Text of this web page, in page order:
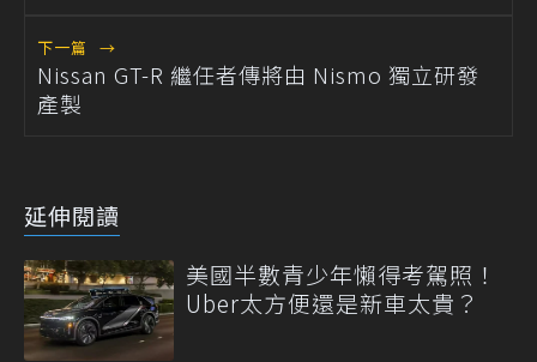
下一篇 →
Nissan GT-R 繼任者傳將由 Nismo 獨立研發
產製
延伸閱讀
美國半數青少年懶得考駕照！
Uber太方便還是新車太貴？